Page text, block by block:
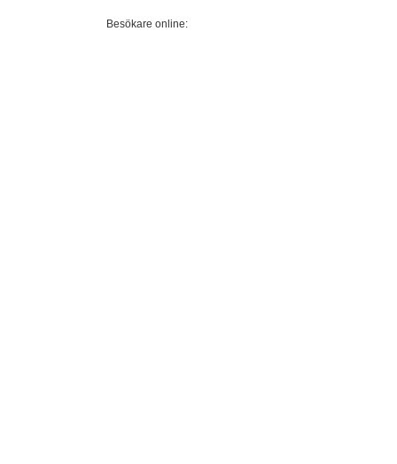
Besökare online: